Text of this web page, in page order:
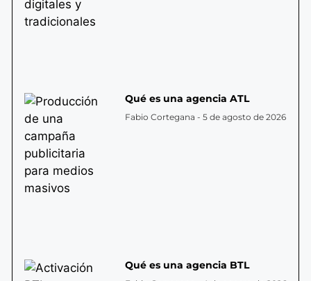
Qué es una agencia ATL
Fabio Cortegana 5 de agosto de 2026
Qué es una agencia BTL